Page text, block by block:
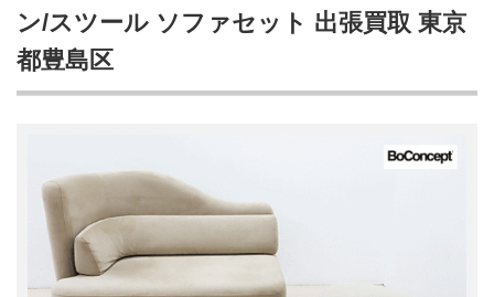
ン/スツール ソファセット 出張買取 東京
都豊島区